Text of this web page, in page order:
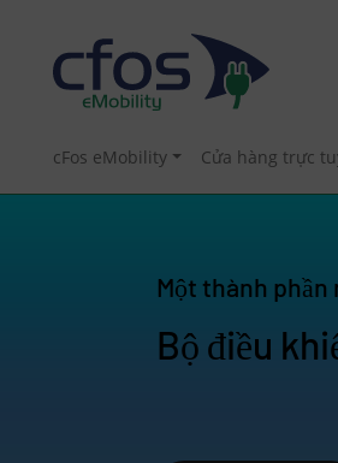
cFos eMobility Cửa hàng trực
Một thành phần
Bộ điều